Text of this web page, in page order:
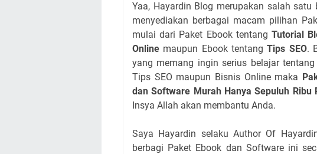
Yaa, Hayardin Blog merupakan salah satu
menyediakan berbagai macam pilihan
mulai dari Paket Ebook tentangTutorial
Online maupun Ebook tentangTips SEO.
yang memang ingin serius belajar tentang
Tips SEO maupun Bisnis Online maka
dan Software Murah Hanya Sepuluh Ribu
Insya Allah akan membantu Anda.
Saya Hayardin selaku Author Of
berbagi Paket Ebook dan Software ini